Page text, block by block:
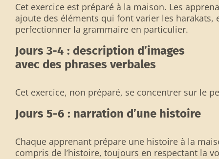
Cet exercice est préparé à la maison. Les
ajoute des éléments qui font varier les
perfectionner la grammaire en particulier.
Jours 3-4 : description d’images
avec des phrases verbales
Cet exercice, non préparé, se concentrer sur le
Jours 5-6 : narration d’une histoire
Chaque apprenant prépare une histoire à la
compris de l’histoire, toujours en respectant la